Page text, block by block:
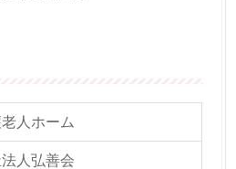
人ホーム
人弘善会